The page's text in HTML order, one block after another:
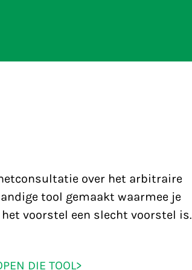
over het arbitraire
tool gemaakt waarmee je
voorstel een slecht voorstel is.
DIE TOOL>